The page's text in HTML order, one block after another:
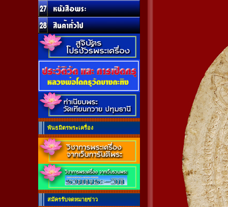
พันธมิตรพระเครื่อง
สมัครรับจดหมายข่าว